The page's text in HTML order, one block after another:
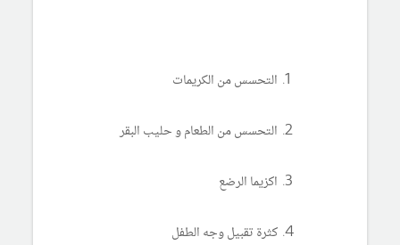
التحسس من الكريمات
التحسس من الطعام و حليب البقر
اكزيما الرضع
كثرة تقبيل وجه الطفل